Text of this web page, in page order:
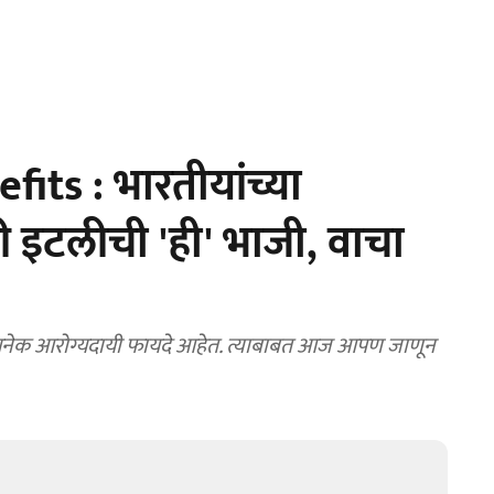
: भारतीयांच्या
'ही' भाजी, वाचा
आरोग्यदायी फायदे आहेत. त्याबाबत आज आपण जाणून